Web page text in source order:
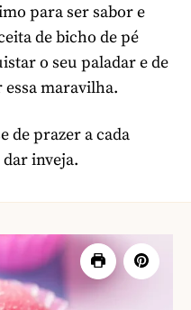
para ser sabor e
de bicho de pé
o seu paladar e de
maravilha.
de prazer a cada
inveja.